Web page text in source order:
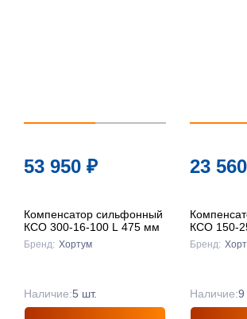
53 950 ₽
Компенсатор сильфонный
КСО 300-16-100 L 475 мм
Бренд: Хортум
Наличие:5 шт.
23 560
КСО 150-
Бренд:
Наличие:9